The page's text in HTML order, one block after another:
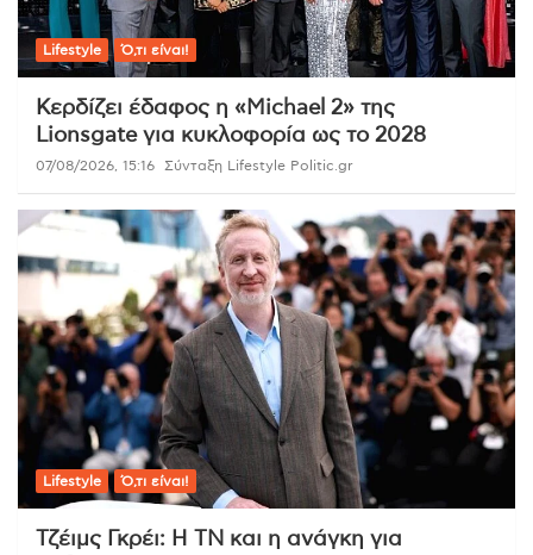
Lifestyle Ό,τι είναι!
Κερδίζει έδαφος η «Michael 2» της
Lionsgate για κυκλοφορία ως το 2028
07/08/2026, 15:16 Σύνταξη Lifestyle Politic.gr
Lifestyle Ό,τι είναι!
Τζέιμς Γκρέι: Η ΤΝ και η ανάγκη για